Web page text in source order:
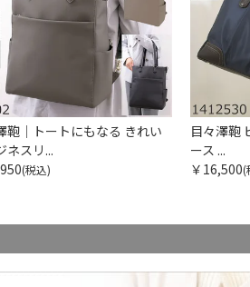
鞄｜トートにもなる きれい
ネスリ...
(税込)
目々澤鞄
ース ...
￥16,500(